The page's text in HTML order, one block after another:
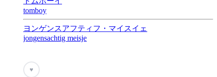
tomboy
ヨンゲンスアフティフ・マイスイェ
jongensachtig meisje
♥